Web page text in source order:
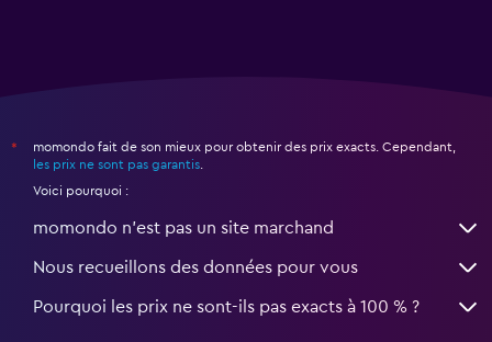
*
momondo fait de son mieux pour obtenir des prix exacts. Cependant,
les prix ne sont pas garantis
Voici pourquoi :
momondo n'est pas un site marchand
Nous recueillons des données pour vous
Pourquoi les prix ne sont-ils pas exacts à 100 % ?